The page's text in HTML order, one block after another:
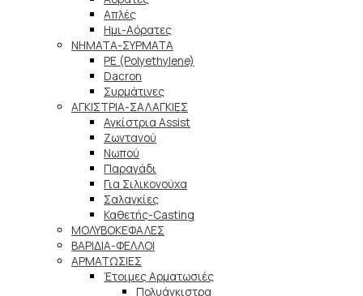
Απλές
Ημι-Αόρατες
ΝΗΜΑΤΑ-ΣΥΡΜΑΤΑ
PE (Polyethylene)
Dacron
Συρμάτινες
ΑΓΚΙΣΤΡΙΑ-ΣΑΛΑΓΚΙΕΣ
Αγκίστρια Assist
Ζωντανού
Νωπού
Παραγάδι
Για Σιλικονούχα
Σαλαγκίες
Καθετής-Casting
ΜΟΛΥΒΟΚΕΦΑΛΕΣ
ΒΑΡΙΔΙΑ-ΦΕΛΛΟΙ
ΑΡΜΑΤΩΣΙΕΣ
Έτοιμες Αρματωσιές
Πολυάγκιστρα